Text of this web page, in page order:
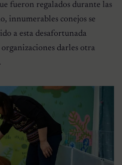
fueron regalados durante las
innumerables conejos se
a esta desafortunada
darles otra